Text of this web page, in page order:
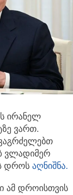
ირანელ
ვართ.
ვლადიმერ
დროს აღნიშნა.
ამ დროისთვის